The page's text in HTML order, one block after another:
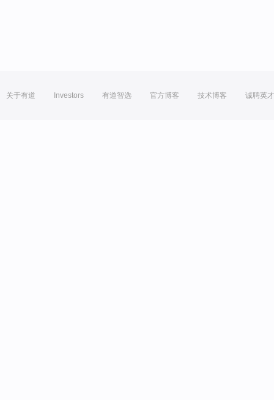
关于有道 Investors 有道智选 官方博客 技术博客 诚聘英才